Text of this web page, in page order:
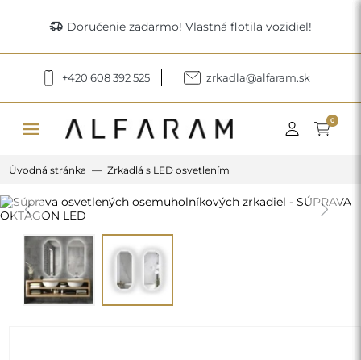
delivery_truck_speed Doručenie zadarmo! Vlastná flotila vozidiel!
+420 608 392 525 zrkadla@alfaram.sk
menu 0
Úvodná stránka Zrkadlá s LED osvetlením
Previous Next